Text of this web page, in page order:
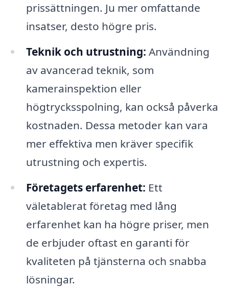
prissättningen. Ju mer omfattande
insatser, desto högre pris.
Teknik och utrustning: Användning
av avancerad teknik, som
kamerainspektion eller
högtrycksspolning, kan också påverka
kostnaden. Dessa metoder kan vara
mer effektiva men kräver specifik
utrustning och expertis.
Företagets erfarenhet: Ett
väletablerat företag med lång
erfarenhet kan ha högre priser, men
de erbjuder oftast en garanti för
kvaliteten på tjänsterna och snabba
lösningar.